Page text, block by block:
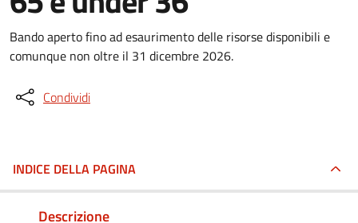
Bando aperto fino ad esaurimento delle risorse disponibili e
comunque non oltre il 31 dicembre 2026.
Condividi
INDICE DELLA PAGINA
Descrizione